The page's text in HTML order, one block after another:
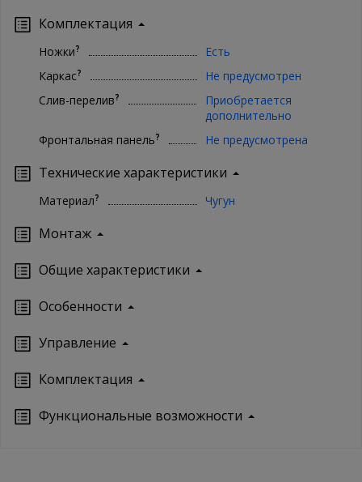
Комплектация
Ножки?
Есть
Каркас?
Не предусмотрен
Слив-перелив?
Приобретается
дополнительно
Фронтальная панель? Не предусмотрена
Технические характеристики
Материал? Чугун
Монтаж
Oбщие характеристики
Особенности
Управление
Кoмплектация
Функциональные возможности